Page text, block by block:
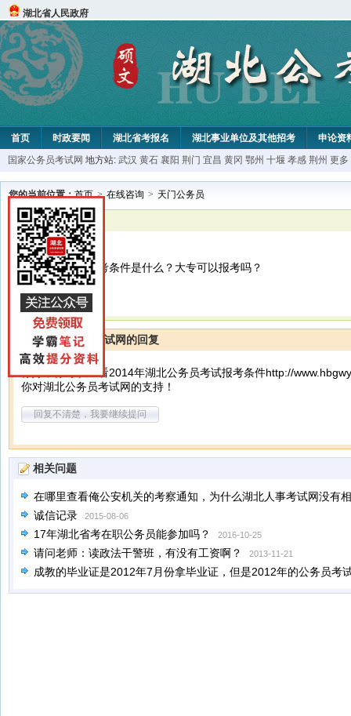
湖北省人民政府
首页 时政要闻 湖北省考报名 湖北事业单位及其他招考
申论资
国家公务员考试网 地方站: 武汉 黄石 襄阳 荆门 宜昌 黄冈 鄂州 十堰 孝感 荆州 更多
您的当前位置：首页 > 在线咨询 > 天门公务员
已解决
天门公务员
湖北公务员的报考条件是什么？大专可以报考吗？
湖北公务员考试网的回复
你好，你可以查看2014年湖北公务员考试报考条件http://
你对湖北公务员考试网的支持！
回复不清楚，我要继续提问
相关问题
在哪里查看俺公安机关的考察通知，为什么湖北人事考试网没有
诚信记录
2015-08-06
17年湖北省考在职公务员能参加吗？ 2016-10-25
请问老师：读政法干警班，有没有工资啊？ 2013-11-21
成教的毕业证是2012年7月份拿毕业证，但是2012年的公务员考
本科的身份报名么
2012-02-01